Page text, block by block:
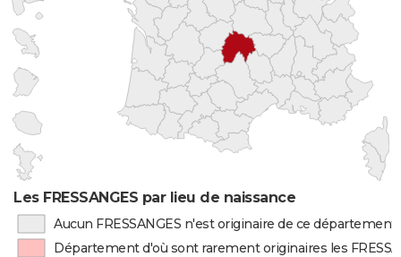
Les FRESSANGES par lieu de naissance
Aucun FRESSANGES n'est originaire de ce département
Département d'où sont rarement originaires les